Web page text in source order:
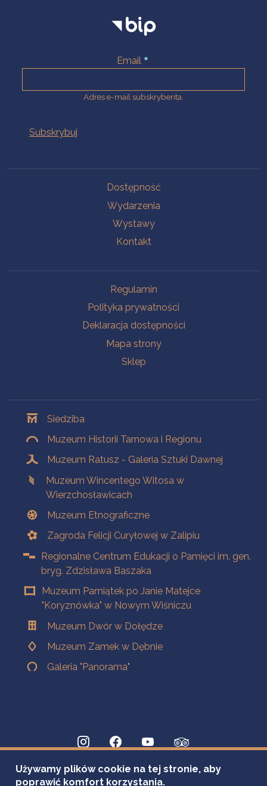
Email
Adres e-mail subskrybenta.
Dostępność
Wydarzenia
Wystawy
Kontakt
Regulamin
Polityka prywatności
Deklaracja dostępności
Mapa strony
Sklep
Siedziba
Muzeum Historii Tarnowa i Regionu
Muzeum Ratusz - Galeria Sztuki Dawnej
Muzeum Wincentego Witosa w
Wierzchosławicach
Muzeum Etnograficzne
Zagroda Felicji Curyłowej w Zalipiu
Regionalne Centrum Edukacji o Pamięci im. gen.
bryg. Zdzisława Baszaka
Muzeum Pamiątek po Janie Matejce
"Koryznówka" w Nowym Wiśniczu
Muzeum Dwór w Dołędze
Muzeum Zamek w Dębnie
Galeria "Panorama"
Używamy plików cookie na tej stronie, aby
poprawić komfort korzystania.